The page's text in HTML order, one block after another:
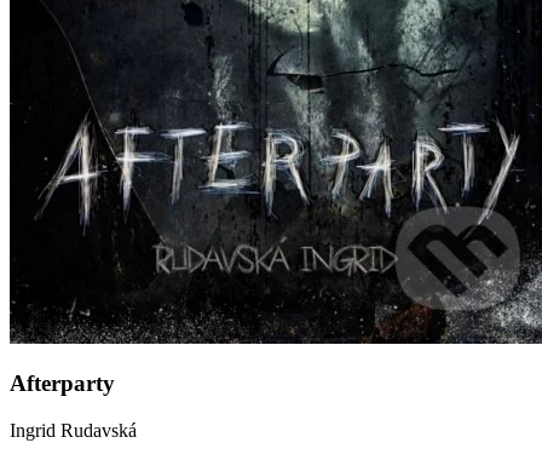
Afterparty
Ingrid Rudavská